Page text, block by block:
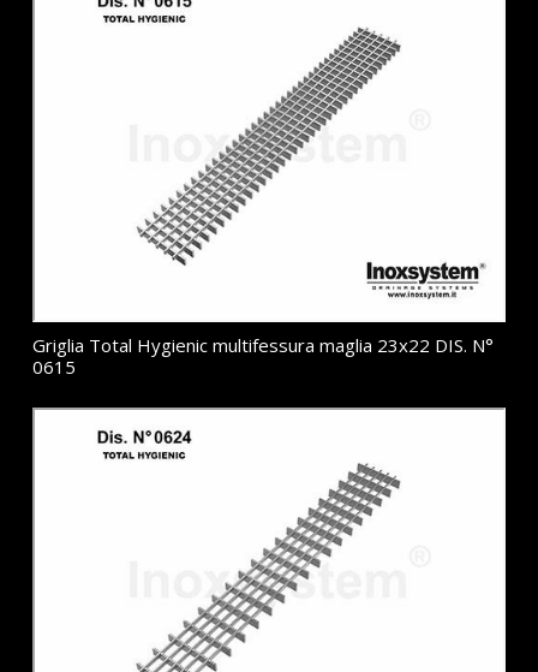
Griglia Total Hygienic multifessura maglia 23x22 DIS. N°
0615